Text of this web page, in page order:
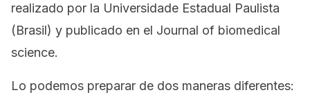
realizado por la Universidade Estadual Paulista
(Brasil) y publicado en el Journal of biomedical
science.
Lo podemos preparar de dos maneras diferentes: